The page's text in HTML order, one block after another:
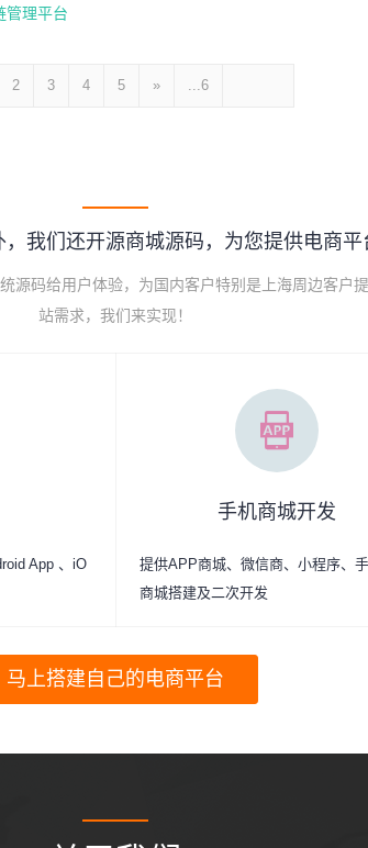
管理平台
2 3 4 5 » ...6
我们还开源商城源码，为您提供电商
源码给用户体验，为国内客户特别是上海周边客户
站需求，我们来实现！
App 、iO
手机商城开发
提供APP商城、微信商、小程序、
商城搭建及二次开发
马上搭建自己的电商平台